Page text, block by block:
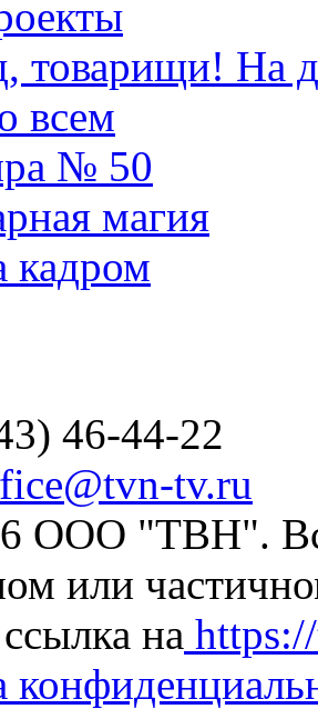
товарищи! На
всем
№ 50
магия
кадром
46-44-22
tv.ru
ООО "ТВН".
или
на